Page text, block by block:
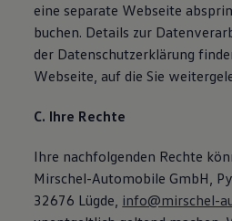
eine separate Webseite
buchen. Details zur
der Datenschutzerklärung
Webseite, auf die Sie
C. Ihre Rechte
Ihre nachfolgenden Rechte
Mirschel-Automobile GmbH,
32676 Lügde, info@mirschel-